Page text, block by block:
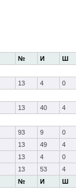
№ И Ш
№ И Ш
13 4 0
13 40 4
93 9 0
13 49 4
13 4 0
13 53 4